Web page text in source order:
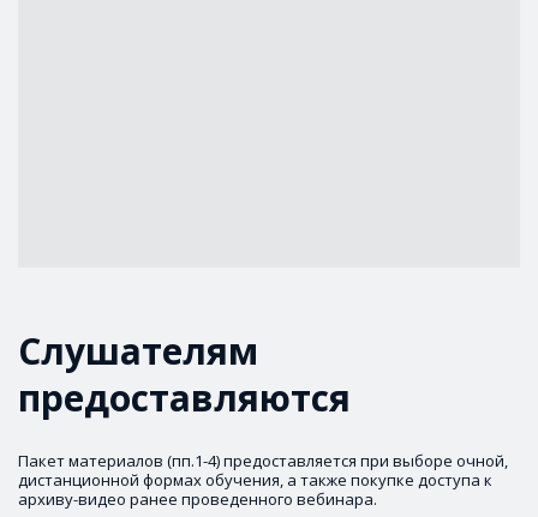
Слушателям
предоставляются
Пакет материалов (пп.1-4) предоставляется при выборе очной,
дистанционной формах обучения, а также покупке доступа к
архиву-видео ранее проведенного вебинара.